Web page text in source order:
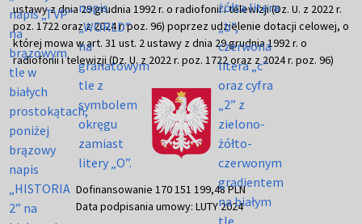
ustawy z dnia 29 grudnia 1992 r. o radiofonii i telewizji (Dz. U. z 2022 r.
poz. 1722 oraz z 2024 r. poz. 96) poprzez udzielenie dotacji celowej, o
której mowa w art. 31 ust. 2 ustawy z dnia 29 grudnia 1992 r. o
radiofonii i telewizji (Dz. U. z 2022 r. poz. 1722 oraz z 2024 r. poz. 96)
Dofinansowanie 170 151 199,48 PLN
Data podpisania umowy: LUTY 2024